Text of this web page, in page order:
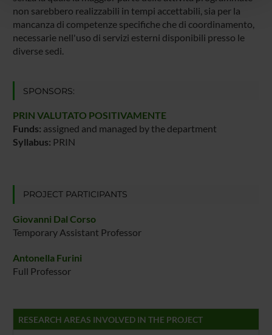
pubblicità e social media, i quali potrebbero combinarle
con altre informazioni che hai fornito loro o che hanno
raccolto dal tuo utilizzo dei loro servizi.
non sarebbero realizzabili in tempi accettabili, sia per la
mancanza di competenze specifiche che di coordinamento,
necessarie nell'uso di servizi esterni disponibili presso le
diverse sedi.
SPONSORS:
PRIN VALUTATO POSITIVAMENTE
Funds: assigned and managed by the department
Syllabus: PRIN
PROJECT PARTICIPANTS
Giovanni Dal Corso
Temporary Assistant Professor
Antonella Furini
Full Professor
RESEARCH AREAS INVOLVED IN THE PROJECT